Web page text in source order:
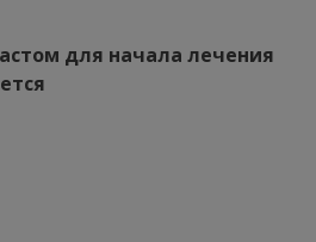
для начала лечения